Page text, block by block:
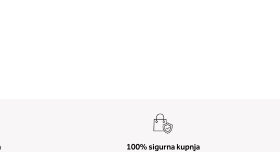
100% sigurna kupnja